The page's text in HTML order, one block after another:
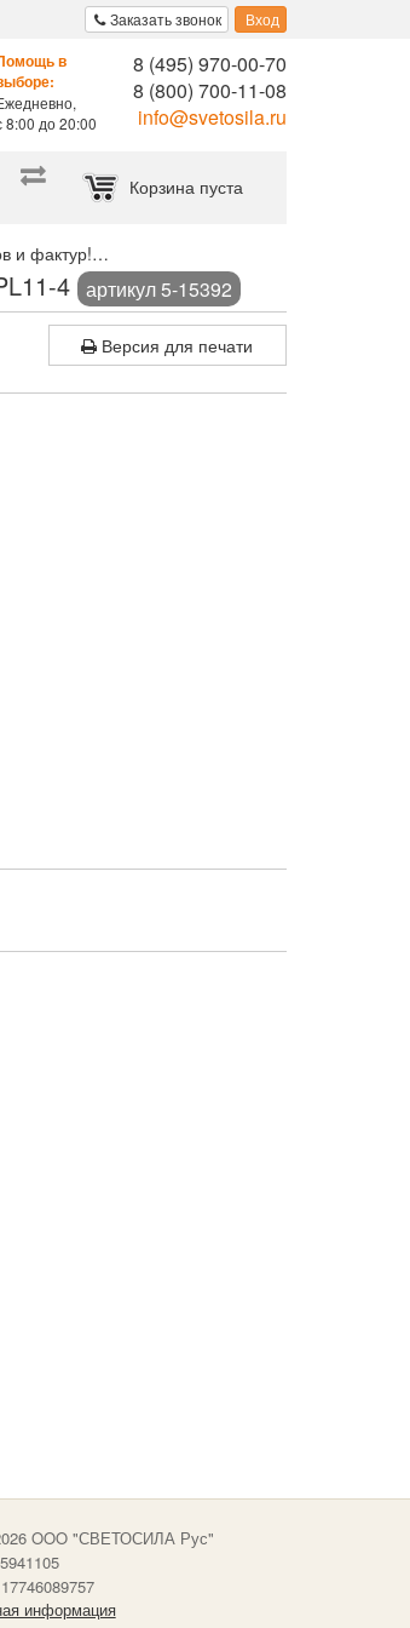
Заказать звонок Вход
в
8:00 до 20:00
8 (495) 970-00-70
8 (800) 700-11-08
info@svetosila.ru
Корзина пуста
и фактур!
4 артикул 5-15392
Версия для печати
OOO "СВЕТОСИЛА Рус"
информация